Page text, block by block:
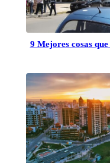
9 Mejores cosas